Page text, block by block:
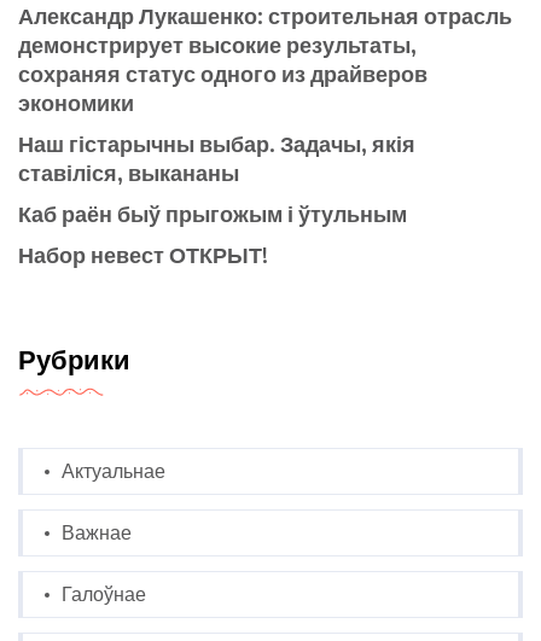
Александр Лукашенко: строительная отрасль
демонстрирует высокие результаты,
сохраняя статус одного из драйверов
экономики
Наш гістарычны выбар. Задачы, якія
ставіліся, выкананы
Каб раён быў прыгожым і ўтульным
Набор невест ОТКРЫТ!
Рубрики
Актуальнае
Важнае
Галоўнае